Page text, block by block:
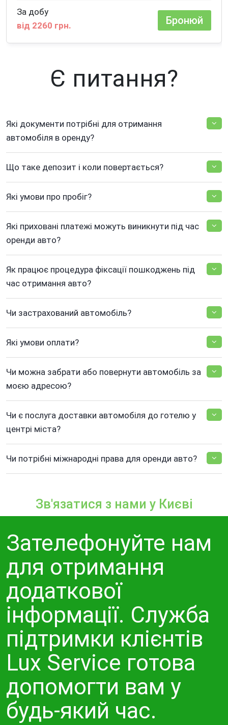
За добу
від 2260 грн.
Бронюй
Є питання?
Які документи потрібні для отримання
автомобіля в оренду?
Що таке депозит і коли повертається?
Які умови про пробіг?
Які приховані платежі можуть виникнути під час
оренди авто?
Як працює процедура фіксації пошкоджень під
час отримання авто?
Чи застрахований автомобіль?
Які умови оплати?
Чи можна забрати або повернути автомобіль за
моєю адресою?
Чи є послуга доставки автомобіля до готелю у
центрі міста?
Чи потрібні міжнародні права для оренди авто?
Зв'язатися з нами у Києві
Зателефонуйте нам
для отримання
додаткової
інформації. Служба
підтримки клієнтів
Lux Service готова
допомогти вам у
будь-який час.